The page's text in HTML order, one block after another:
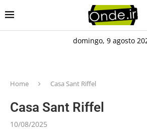
domingo, 9 agosto
Home Casa Sant Riffel
Casa Sant Riffel
10/08/2025